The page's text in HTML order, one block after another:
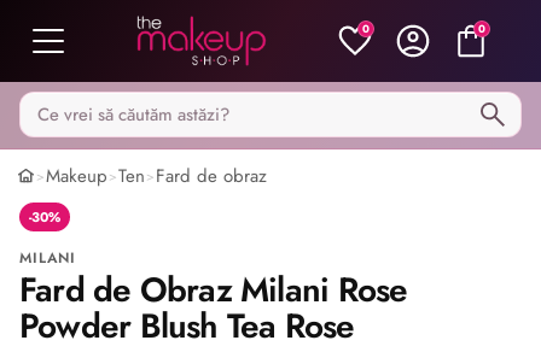
0 0
Caută pe MakeupShop
>Makeup>Ten>Fard de obraz
-30%
MILANI
Fard de Obraz Milani Rose
Powder Blush Tea Rose